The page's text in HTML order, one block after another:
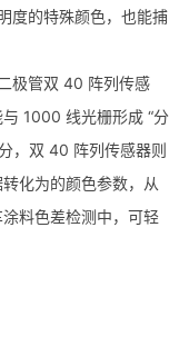
度的特殊颜色，也能捕
极管双 40 阵列传感
1000 线光栅形成 “分
，双 40 阵列传感器则
化为的颜色参数，从
料色差检测中，可轻